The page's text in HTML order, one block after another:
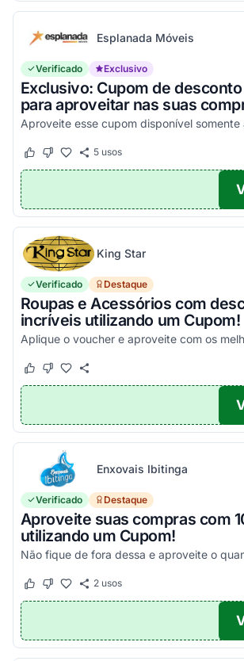
Esplanada Móveis
Verificado Exclusivo
Exclusivo: Cupom de desconto
para aproveitar nas suas
Este cupom funcionou
Este cupom não funcionou
5usos
King Star
Verificado Destaque
Roupas e Acessórios com
incríveis utilizando um Cupom!
Aplique o voucher e aproveite com os
Este cupom funcionou
Este cupom não funcionou
Enxovais Ibitinga
Verificado Destaque
Aproveite suas compras com
utilizando um Cupom!
Este cupom funcionou
Este cupom não funcionou
2usos